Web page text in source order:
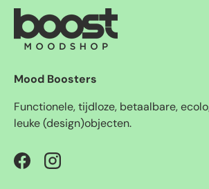
Mood Boosters
Functionele, tijdloze, betaalbare,
leuke (design)objecten.
FacebookInstagram